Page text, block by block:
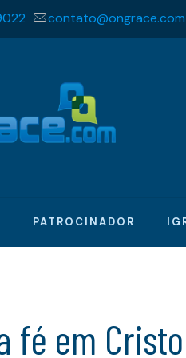
contato@ongrace.com
PATROCINADOR
fé em